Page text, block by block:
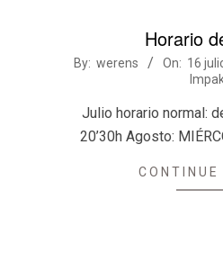
Horario
2015-
By: werens On: 16
Julio horario normal:
20’30h Agosto:
CONTINUE